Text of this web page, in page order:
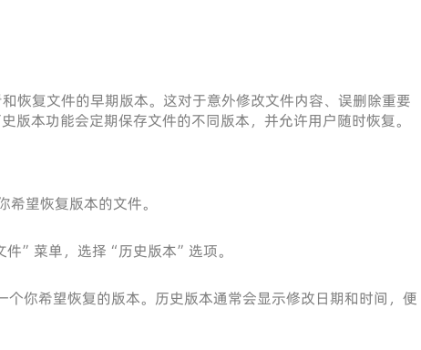
恢复文件的早期版本。这对于意外修改文件内容、误删除重要
版本功能会定期保存文件的不同版本，并允许用户随时恢复。
希望恢复版本的文件。
件”菜单，选择“历史版本”选项。
个你希望恢复的版本。历史版本通常会显示修改日期和时间，便